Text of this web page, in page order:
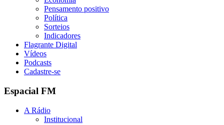
Pensamento positivo
Política
Sorteios
Indicadores
Flagrante Digital
Vídeos
Podcasts
Cadastre-se
Espacial FM
A Rádio
Institucional